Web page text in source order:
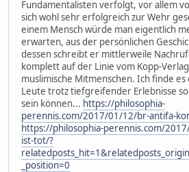
Fundamentalisten verfolgt, vor allem
sich wohl sehr erfolgreich zur Wehr
einem Mensch würde man eigentlich
erwarten, aus der persönlichen
dessen schreibt er mittlerweile
komplett auf der Linie vom Kopp-
muslimische Mitmenschen. Ich finde
Leute trotz tiefgreifender Erlebnisse
sein können... https://philosophia-
perennis.com/2017/01/12/br-antifa-
https://philosophia-perennis.com/
ist-tot/?
_position=0